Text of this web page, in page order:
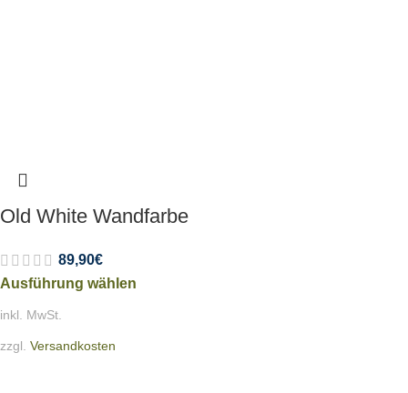
Old White Wandfarbe
89,90€
Ausführung wählen
inkl. MwSt.
zzgl. Versandkosten